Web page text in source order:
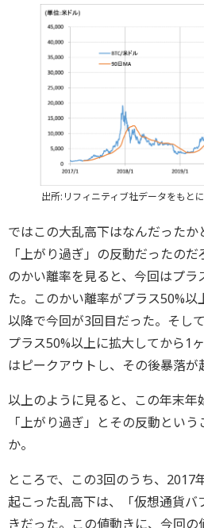
出所:リフィニティブ社データをもと
ではこの大乱高下はなんだった
「上がり過ぎ」の反動だったの
のかい離率を見ると、今回はプラ
た。このかい離率がプラス50%
以降で今回が3回目だった。そし
プラス50%以上に拡大してから1
はピークアウトし、その後暴落が
以上のように見ると、この年末年
「上がり過ぎ」とその反動とい
か。
ところで、この3回のうち、2017
起こった乱高下は、「仮想通貨バ
きだった。この値動きに、今回